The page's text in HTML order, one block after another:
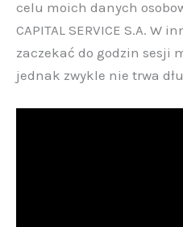
celu moich danych
CAPITAL SERVICE S.A. W
zaczekać do godzin sesji
jednak zwykle nie trwa